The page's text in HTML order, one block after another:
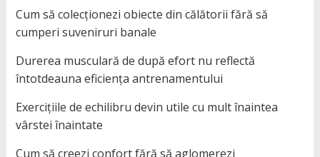
Cum să colecționezi obiecte din călătorii fără să
cumperi suveniruri banale
Durerea musculară de după efort nu reflectă
întotdeauna eficiența antrenamentului
Exercițiile de echilibru devin utile cu mult înaintea
vârstei înaintate
Cum să creezi confort fără să aglomerezi